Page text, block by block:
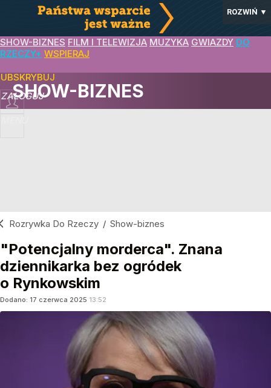
ROZWIŃ ▼
SHOW-BIZNES FILM I TELEWIZJA MUZYKA GWIAZDY DO
RZECZY+ WSPIERAJ
ZALOGUJ
SHOW-BIZNES
Rozrywka Do Rzeczy / Show-biznes
"Potencjalny morderca". Znana
dziennikarka bez ogródek
o Rynkowskim
Dodano: 17 czerwca 2025 13:52